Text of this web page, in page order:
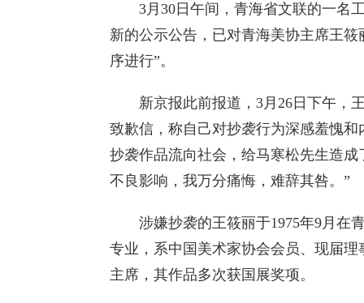
3月30日午间，青海省文联的一名工
新的公示公告，已对青海美协主席王
序进行”。
新京报此前报道，3月26日下午，王
致歉信，称自己对抄袭行为深感羞愧
抄袭作品流向社会，给马寒松先生造
不良影响，我万分痛悔，难辞其咎。”
涉嫌抄袭的王筱丽于1975年9月在
专业，系中国美术家协会会员、现届
主席，其作品多次获国展奖项。